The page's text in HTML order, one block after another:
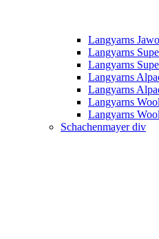
Langyarns
Langyarns
Langyarns
Langyarns
Langyarns
Langyarns
Langyarns
Schachenmayer div